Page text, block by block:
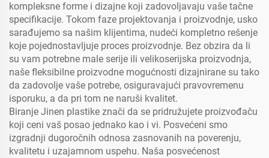
kompleksne forme i dizajne koji zadovoljavaju vaše tačne
specifikacije. Tokom faze projektovanja i proizvodnje, usko
sarađujemo sa našim klijentima, nudeći kompletno rešenje
koje pojednostavljuje proces proizvodnje. Bez obzira da li
su vam potrebne male serije ili velikoserijska proizvodnja,
naše fleksibilne proizvodne mogućnosti dizajnirane su tako
da zadovolje vaše potrebe, osiguravajući pravovremenu
isporuku, a da pri tom ne naruši kvalitet.
Biranje Jinen plastike znači da se pridružujete proizvođaču
koji ceni vaš posao jednako kao i vi. Posvećeni smo
izgradnji dugoročnih odnosa zasnovanih na poverenju,
kvalitetu i uzajamnom uspehu. Naša posvećenost